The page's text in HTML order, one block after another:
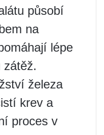
působí
na
lépe
zátěž.
železa
krev a
proces v